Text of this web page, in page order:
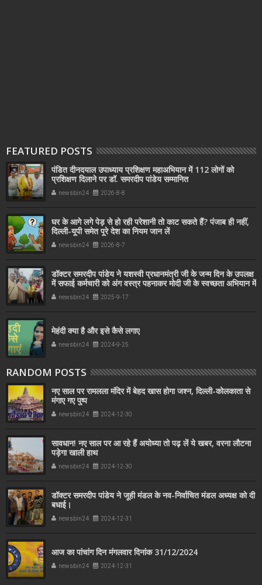
FEATURED POSTS
पंडित दीनदयाल उपाध्याय प्रशिक्षण महाअभियान में 112 लोगों को
प्रशिक्षण दिलाने पर डॉ. समरदीप पांडेय सम्मानित
newsbin24 2026-8-8
घर के आगे लगे पेड़ से हो रही परेशानी तो काट सकते हैं? पंजाब ही नहीं,
दिल्‍ली-यूपी समेत पूरे देश का नियम जान लें
newsbin24 2026-8-7
डॉक्टर समरदीप पांडेय ने यशस्वी प्रधानमंत्री जी के जन्म दिन के उपलक्ष
में सफाई कर्मचारी को अंग वस्त्र पहनाकर मोदी जी के स्वच्छता अभियान में
सहयोग किया
newsbin24 2025-9-17
मेहंदी क्या है और इसे कैसे लगाए
newsbin24 2024-9-25
RANDOM POSTS
नए साल पर रामलला मंदिर में बेहद खास होगा जश्न, दिल्ली-कोलकाता से
मंगाए गए पुष्प
newsbin24 2024-12-30
सावधान! नए साल पर आ रहे हैं अयोध्या तो पढ़ लें ये खबर, वरना लौटना
पड़ेगा खाली हाथ
newsbin24 2024-12-30
डॉक्टर समरदीप पांडेय ने जूही मंडल के नव-निर्वाचित मंडल अध्यक्ष को दी
बधाई।
newsbin24 2024-12-31
आज का पांचांग दिन मंगलवार दिनांक 31/12/2024
newsbin24 2024-12-31